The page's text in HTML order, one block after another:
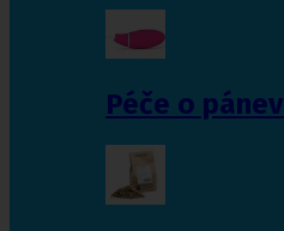
Péče o